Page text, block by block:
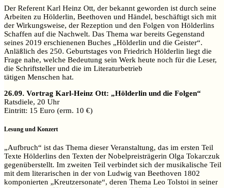
Der Referent Karl Heinz Ott, der bekannt geworden ist durch seine
Arbeiten zu Hölderlin, Beethoven und Händel, beschäftigt sich mit
der Wirkungsweise, der Rezeption und den Folgen von Hölderlins
Schaffen auf die Nachwelt. Das Thema war bereits Gegenstand
seines 2019 erschienenen Buches „Hölderlin und die Geister“.
Anläßlich des 250. Geburtstages von Friedrich Hölderlin liegt die
Frage nahe, welche Bedeutung sein Werk heute noch für die Leser,
die Schriftsteller und die im Literaturbetrieb
tätigen Menschen hat.
26.09. Vortrag Karl-Heinz Ott: „Hölderlin und die Folgen“
Ratsdiele, 20 Uhr
Eintritt: 15 Euro (erm. 10 €)
Lesung und Konzert
„Aufbruch“ ist das Thema dieser Veranstaltung, das im ersten Teil
Texte Hölderlins den Texten der Nobelpreisträgerin Olga Tokarczuk
gegenüberstellt. Im zweiten Teil verbindet sich der musikalische Teil
mit dem literarischen in der von Ludwig van Beethoven 1802
komponierten „Kreutzersonate“, deren Thema Leo Tolstoi in seiner